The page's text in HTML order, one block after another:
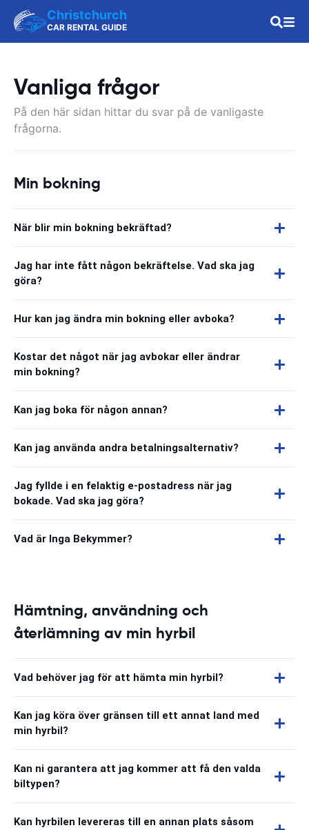
Christchurch
CAR RENTAL GUIDE
Vanliga frågor
På den här sidan hittar du svar på de vanligaste
frågorna.
Min bokning
När blir min bokning bekräftad?
Jag har inte fått någon bekräftelse. Vad ska jag
göra?
Hur kan jag ändra min bokning eller avboka?
Kostar det något när jag avbokar eller ändrar
min bokning?
Kan jag boka för någon annan?
Kan jag använda andra betalningsalternativ?
Jag fyllde i en felaktig e-postadress när jag
bokade. Vad ska jag göra?
Vad är Inga Bekymmer?
Hämtning, användning och
återlämning av min hyrbil
Vad behöver jag för att hämta min hyrbil?
Kan jag köra över gränsen till ett annat land med
min hyrbil?
Kan ni garantera att jag kommer att få den valda
biltypen?
Kan hyrbilen levereras till en annan plats såsom